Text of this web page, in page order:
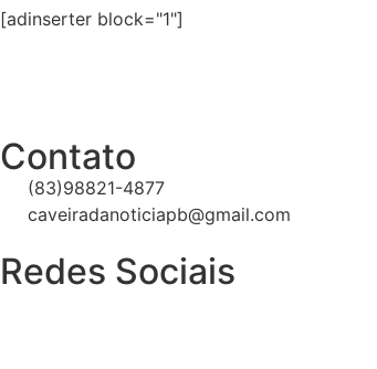
[adinserter block="1"]
Contato
(83)98821-4877
caveiradanoticiapb@gmail.com
Redes Sociais